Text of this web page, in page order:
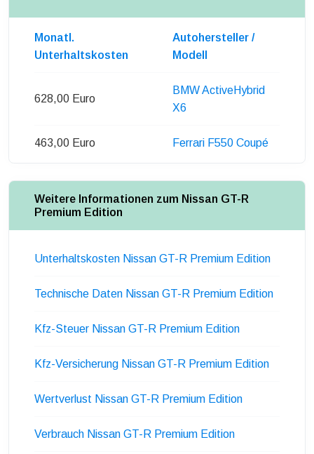
Monatl.
Unterhaltskosten
Autohersteller /
Modell
628,00 Euro
BMW ActiveHybrid
X6
463,00 Euro Ferrari F550 Coupé
Weitere Informationen zum Nissan GT-R
Premium Edition
Unterhaltskosten Nissan GT-R Premium Edition
Technische Daten Nissan GT-R Premium Edition
Kfz-Steuer Nissan GT-R Premium Edition
Kfz-Versicherung Nissan GT-R Premium Edition
Wertverlust Nissan GT-R Premium Edition
Verbrauch Nissan GT-R Premium Edition